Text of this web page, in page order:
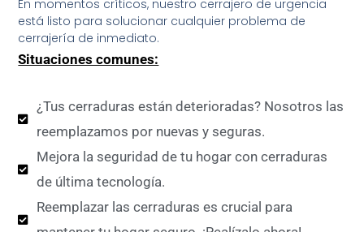
En momentos críticos, nuestro cerrajero de urgencia
está listo para solucionar cualquier problema de
cerrajería de inmediato.
Situaciones comunes:
¿Tus cerraduras están deterioradas? Nosotros las
reemplazamos por nuevas y seguras.
Mejora la seguridad de tu hogar con cerraduras
de última tecnología.
Reemplazar las cerraduras es crucial para